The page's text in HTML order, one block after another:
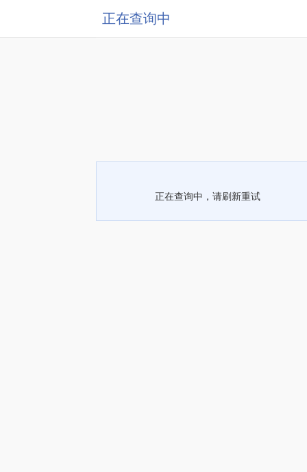
正在查询中
正在查询中，请刷新重试